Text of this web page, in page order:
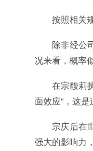
按照相关
除非经公
况来看，概率
在宗馥莉
面效应”，这是
宗庆后在
强大的影响力